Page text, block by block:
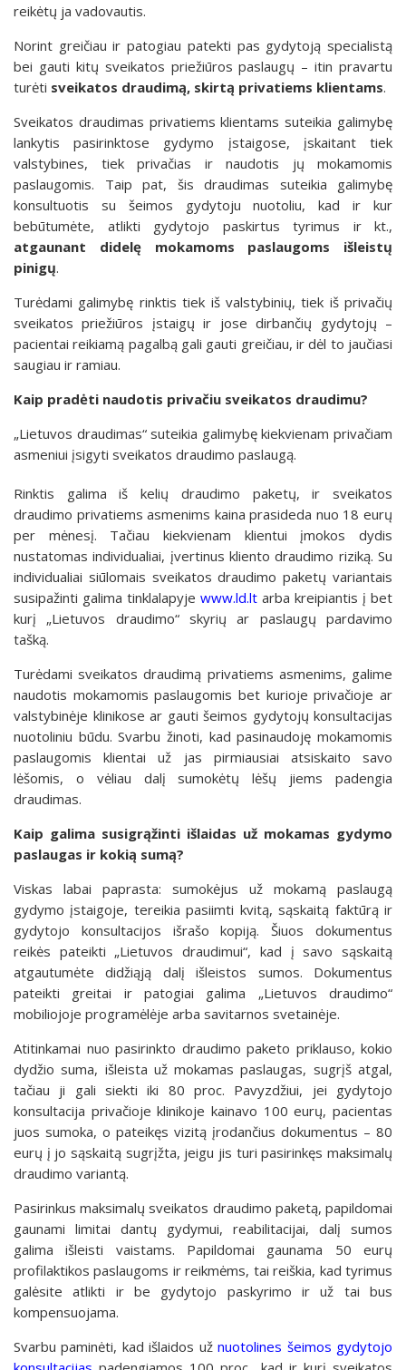
reikėtų ja vadovautis.
Norint greičiau ir patogiau patekti pas gydytoją specialistą
bei gauti kitų sveikatos priežiūros paslaugų – itin pravartu
turėti sveikatos draudimą, skirtą privatiems klientams.
Sveikatos draudimas privatiems klientams suteikia galimybę
lankytis pasirinktose gydymo įstaigose, įskaitant tiek
valstybines, tiek privačias ir naudotis jų mokamomis
paslaugomis. Taip pat, šis draudimas suteikia galimybę
konsultuotis su šeimos gydytoju nuotoliu, kad ir kur
bebūtumėte, atlikti gydytojo paskirtus tyrimus ir kt.,
atgaunant didelę mokamoms paslaugoms išleistų
pinigų.
Turėdami galimybę rinktis tiek iš valstybinių, tiek iš privačių
sveikatos priežiūros įstaigų ir jose dirbančių gydytojų –
pacientai reikiamą pagalbą gali gauti greičiau, ir dėl to jaučiasi
saugiau ir ramiau.
Kaip pradėti naudotis privačiu sveikatos draudimu?
„Lietuvos draudimas“ suteikia galimybę kiekvienam privačiam
asmeniui įsigyti sveikatos draudimo paslaugą.
Rinktis galima iš kelių draudimo paketų, ir sveikatos
draudimo privatiems asmenims kaina prasideda nuo 18 eurų
per mėnesį. Tačiau kiekvienam klientui įmokos dydis
nustatomas individualiai, įvertinus kliento draudimo riziką. Su
individualiai siūlomais sveikatos draudimo paketų variantais
susipažinti galima tinklalapyje www.ld.lt arba kreipiantis į bet
kurį „Lietuvos draudimo“ skyrių ar paslaugų pardavimo
tašką.
Turėdami sveikatos draudimą privatiems asmenims, galime
naudotis mokamomis paslaugomis bet kurioje privačioje ar
valstybinėje klinikose ar gauti šeimos gydytojų konsultacijas
nuotoliniu būdu. Svarbu žinoti, kad pasinaudoję mokamomis
paslaugomis klientai už jas pirmiausiai atsiskaito savo
lėšomis, o vėliau dalį sumokėtų lėšų jiems padengia
draudimas.
Kaip galima susigrąžinti išlaidas už mokamas gydymo
paslaugas ir kokią sumą?
Viskas labai paprasta: sumokėjus už mokamą paslaugą
gydymo įstaigoje, tereikia pasiimti kvitą, sąskaitą faktūrą ir
gydytojo konsultacijos išrašo kopiją. Šiuos dokumentus
reikės pateikti „Lietuvos draudimui“, kad į savo sąskaitą
atgautumėte didžiąją dalį išleistos sumos. Dokumentus
pateikti greitai ir patogiai galima „Lietuvos draudimo“
mobiliojoje programėlėje arba savitarnos svetainėje.
Atitinkamai nuo pasirinkto draudimo paketo priklauso, kokio
dydžio suma, išleista už mokamas paslaugas, sugrįš atgal,
tačiau ji gali siekti iki 80 proc. Pavyzdžiui, jei gydytojo
konsultacija privačioje klinikoje kainavo 100 eurų, pacientas
juos sumoka, o pateikęs vizitą įrodančius dokumentus – 80
eurų į jo sąskaitą sugrįžta, jeigu jis turi pasirinkęs maksimalų
draudimo variantą.
Pasirinkus maksimalų sveikatos draudimo paketą, papildomai
gaunami limitai dantų gydymui, reabilitacijai, dalį sumos
galima išleisti vaistams. Papildomai gaunama 50 eurų
profilaktikos paslaugoms ir reikmėms, tai reiškia, kad tyrimus
galėsite atlikti ir be gydytojo paskyrimo ir už tai bus
kompensuojama.
Svarbu paminėti, kad išlaidos užnuotolines šeimos gydytojo